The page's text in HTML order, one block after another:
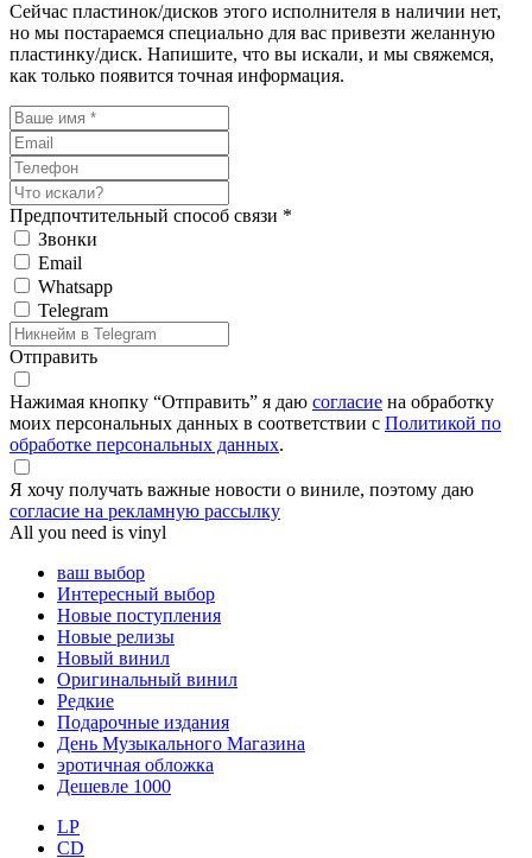
Сейчас пластинок/дисков этого исполнителя в наличии нет,
но мы постараемся специально для вас привезти желанную
пластинку/диск. Напишите, что вы искали, и мы свяжемся,
как только появится точная информация.
Предпочтительный способ связи *
Звонки
Email
Whatsapp
Telegram
Отправить
Нажимая кнопку “Отправить” я даю согласие на обработку
моих персональных данных в соответствии с Политикой по
обработке персональных данных.
Я хочу получать важные новости о виниле, поэтому даю
согласие на рекламную рассылку
All you need is vinyl
ваш выбор
Интересный выбор
Новые поступления
Новые релизы
Новый винил
Оригинальный винил
Редкие
Подарочные издания
День Музыкального Магазина
эротичная обложка
Дешевле 1000
LP
CD